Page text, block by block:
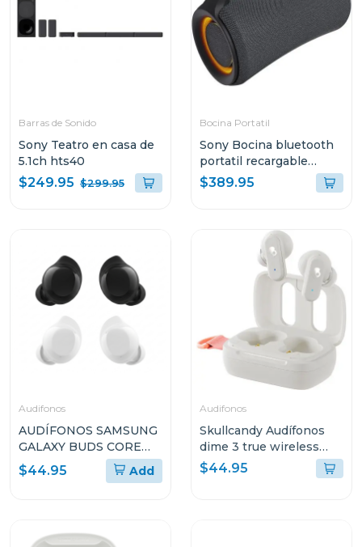
Barras de Sonido
Sony Teatro en casa de
5.1ch hts40
$249.95 $299.95
Bocina Portatil
Sony Bocina bluetooth
portatil recargable
xg500
$389.95
Audifonos
AUDÍFONOS SAMSUNG
GALAXY BUDS CORE
SMR410N
$44.95 Add
Audifonos
Skullcandy Audífonos
dime 3 true wireless
bone orange glow r951
$44.95